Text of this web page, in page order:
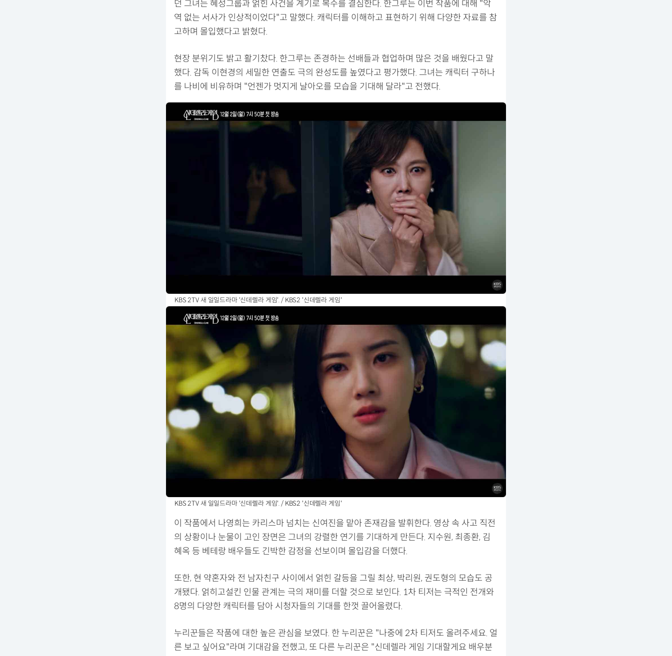
던 그녀는 혜성그룹과 얽힌 사건을 계기로 복수를 결심한다. 한그루는 이번 작품에 대해 "악
역 없는 서사가 인상적이었다"고 말했다. 캐릭터를 이해하고 표현하기 위해 다양한 자료를 참
고하며 몰입했다고 밝혔다.
현장 분위기도 밝고 활기찼다. 한그루는 존경하는 선배들과 협업하며 많은 것을 배웠다고 말
했다. 감독 이현경의 세밀한 연출도 극의 완성도를 높였다고 평가했다. 그녀는 캐릭터 구하나
를 나비에 비유하며 "언젠가 멋지게 날아오를 모습을 기대해 달라"고 전했다.
KBS 2TV 새 일일드라마 '신데렐라 게임'. / KBS2 '신데렐라 게임'
KBS 2TV 새 일일드라마 '신데렐라 게임'. / KBS2 '신데렐라 게임'
이 작품에서 나영희는 카리스마 넘치는 신여진을 맡아 존재감을 발휘한다. 영상 속 사고 직전
의 상황이나 눈물이 고인 장면은 그녀의 강렬한 연기를 기대하게 만든다. 지수원, 최종환, 김
혜옥 등 베테랑 배우들도 긴박한 감정을 선보이며 몰입감을 더했다.
또한, 현 약혼자와 전 남자친구 사이에서 얽힌 갈등을 그릴 최상, 박리원, 권도형의 모습도 공
개됐다. 얽히고설킨 인물 관계는 극의 재미를 더할 것으로 보인다. 1차 티저는 극적인 전개와
8명의 다양한 캐릭터를 담아 시청자들의 기대를 한껏 끌어올렸다.
누리꾼들은 작품에 대한 높은 관심을 보였다. 한 누리꾼은 "나중에 2차 티저도 올려주세요. 얼
른 보고 싶어요"라며 기대감을 전했고, 또 다른 누리꾼은 "신데렐라 게임 기대할게요 배우분